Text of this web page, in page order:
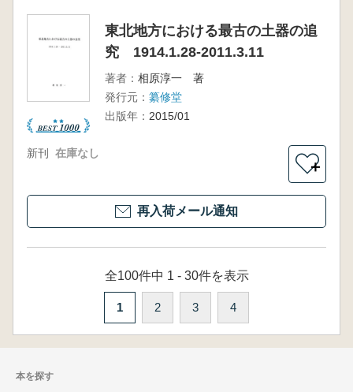
東北地方における最古の土器の追
究 1914.1.28-2011.3.11
著者： 相原淳一 著
発行元： 纂修堂
出版年： 2015/01
新刊 在庫なし
＋
再入荷メール通知
全100件中 1 - 30件を表示
1 2 3 4
本を探す